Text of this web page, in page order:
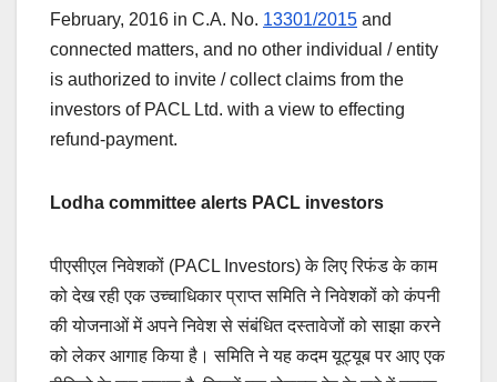
February, 2016 in C.A. No. 13301/2015 and
connected matters, and no other individual / entity
is authorized to invite / collect claims from the
investors of PACL Ltd. with a view to effecting
refund-payment.
Lodha committee alerts PACL investors
पीएसीएल निवेशकों (PACL Investors) के लिए रिफंड के काम
को देख रही एक उच्चाधिकार प्राप्त समिति ने निवेशकों को कंपनी
की योजनाओं में अपने निवेश से संबंधित दस्तावेजों को साझा करने
को लेकर आगाह किया है। समिति ने यह कदम यूट्यूब पर आए एक